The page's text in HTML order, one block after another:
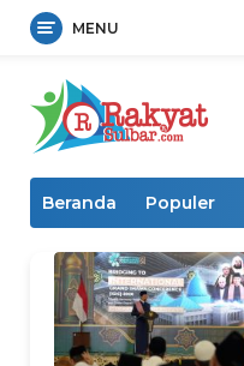
MENU
Beranda Populer